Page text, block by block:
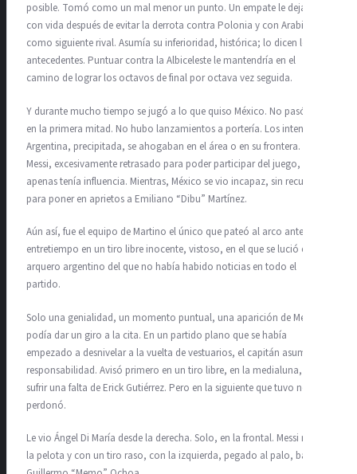
posible. Tomó como un mal menor un punto. Un empate le dejaba
con vida después de evitar la derrota contra Polonia y con Arabia
como siguiente rival. Asumía su inferioridad, histórica; lo dicen los
antecedentes. Puntuar contra la Albiceleste le mantendría en el
camino de lograr los octavos de final por octava vez seguida.
Y durante mucho tiempo se jugó a lo que quiso México. No pasó nada
en la primera mitad. No hubo lanzamientos a portería. Los intentos de
Argentina, precipitada, se ahogaban en el área o en su frontera. Leo
Messi, excesivamente retrasado para poder participar del juego,
apenas tenía influencia. Mientras, México se vio incapaz, sin recursos
para poner en aprietos a Emiliano “Dibu” Martínez.
Aún así, fue el equipo de Martino el único que pateó al arco antes del
entretiempo en un tiro libre inocente, vistoso, en el que se lució el
arquero argentino del que no había habido noticias en todo el
partido.
Solo una genialidad, un momento puntual, una aparición de Messi
podía dar un giro a la cita. En un partido plano que se había
empezado a desnivelar a la vuelta de vestuarios, el capitán asumió la
responsabilidad. Avisó primero en un tiro libre, en la medialuna, tras
sufrir una falta de Erick Gutiérrez. Pero en la siguiente que tuvo no
perdonó.
Le vio Ángel Di María desde la derecha. Solo, en la frontal. Messi recibió
la pelota y con un tiro raso, con la izquierda, pegado al palo, batió a